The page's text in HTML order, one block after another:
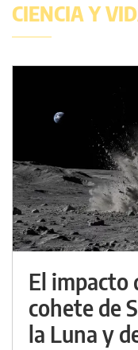
CIENCIA Y
El impacto
cohete de
la Luna y